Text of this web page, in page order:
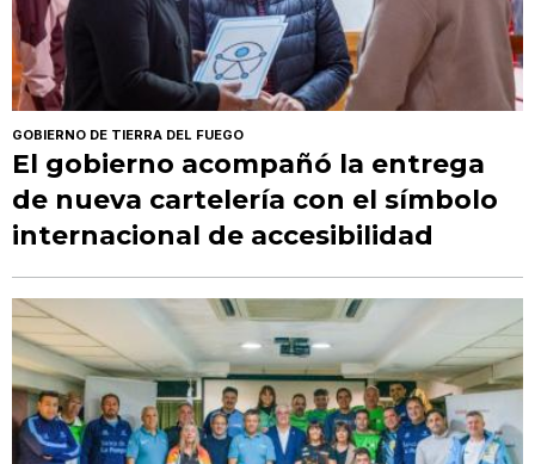
GOBIERNO DE TIERRA DEL FUEGO
El gobierno acompañó la entrega
de nueva cartelería con el símbolo
internacional de accesibilidad